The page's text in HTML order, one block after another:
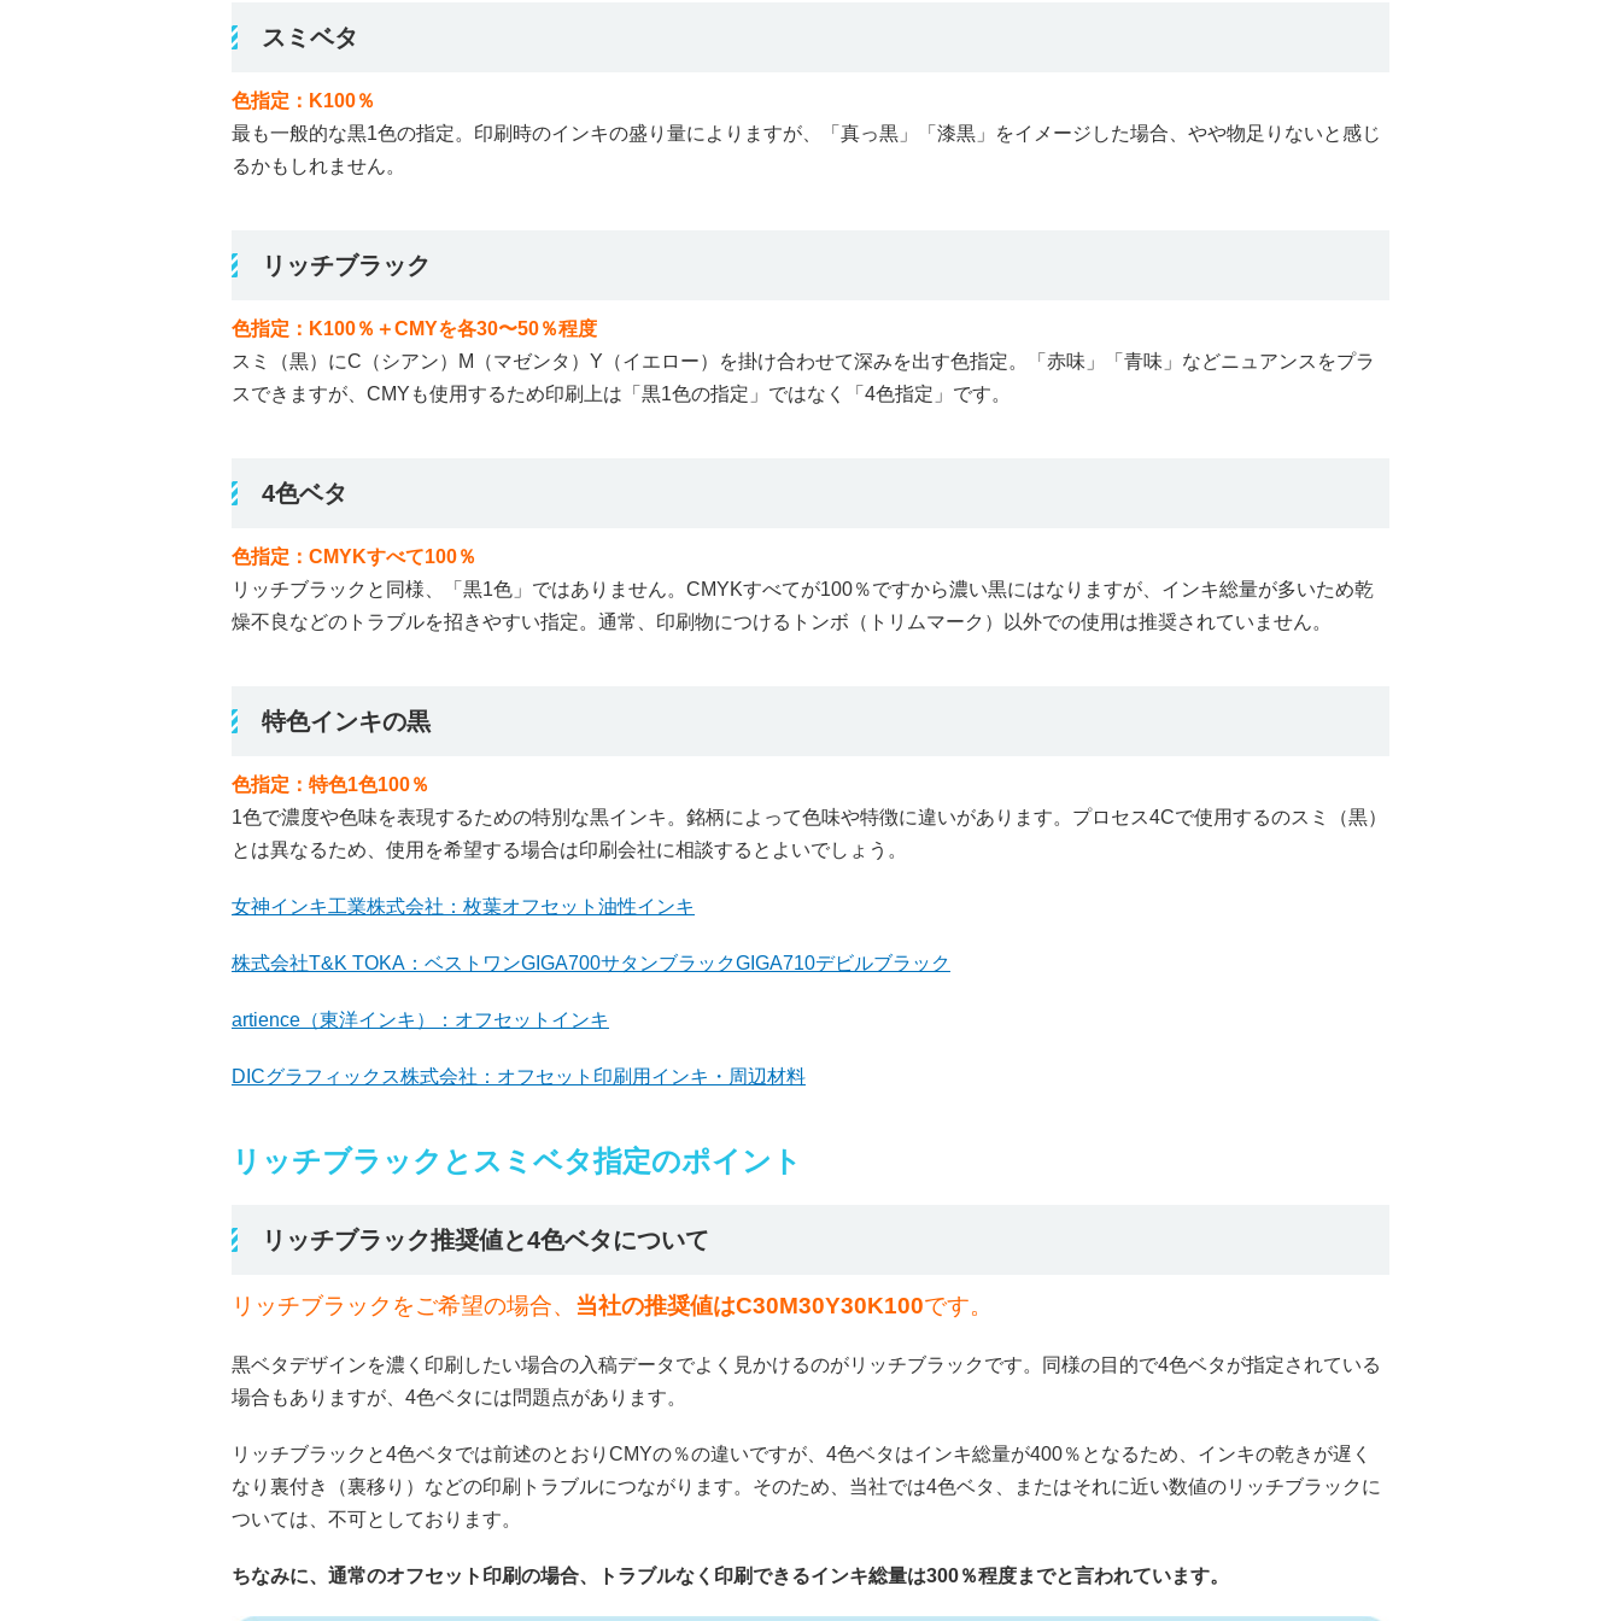
スミベタ
色指定：K100％
最も一般的な黒1色の指定。印刷時のインキの盛り量によりますが、「真っ黒」「漆黒」をイメージした場合、やや物足りないと感じ
るかもしれません。
リッチブラック
色指定：K100％＋CMYを各30〜50％程度
スミ（黒）にC（シアン）M（マゼンタ）Y（イエロー）を掛け合わせて深みを出す色指定。「赤味」「青味」などニュアンスをプラ
スできますが、CMYも使用するため印刷上は「黒1色の指定」ではなく「4色指定」です。
4色ベタ
色指定：CMYKすべて100％
リッチブラックと同様、「黒1色」ではありません。CMYKすべてが100％ですから濃い黒にはなりますが、インキ総量が多いため乾
燥不良などのトラブルを招きやすい指定。通常、印刷物につけるトンボ（トリムマーク）以外での使用は推奨されていません。
特色インキの黒
色指定：特色1色100％
1色で濃度や色味を表現するための特別な黒インキ。銘柄によって色味や特徴に違いがあります。プロセス4Cで使用するのスミ（黒）
とは異なるため、使用を希望する場合は印刷会社に相談するとよいでしょう。
女神インキ工業株式会社：枚葉オフセット油性インキ
株式会社T&K TOKA：ベストワンGIGA700サタンブラックGIGA710デビルブラック
artience（東洋インキ）：オフセットインキ
DICグラフィックス株式会社：オフセット印刷用インキ・周辺材料
リッチブラックとスミベタ指定のポイント
リッチブラック推奨値と4色ベタについて
リッチブラックをご希望の場合、 当社の推奨値はC30M30Y30K100です。
黒ベタデザインを濃く印刷したい場合の入稿データでよく見かけるのがリッチブラックです。同様の目的で4色ベタが指定されている
場合もありますが、4色ベタには問題点があります。
リッチブラックと4色ベタでは前述のとおりCMYの％の違いですが、4色ベタはインキ総量が400％となるため、インキの乾きが遅く
なり裏付き（裏移り）などの印刷トラブルにつながります。そのため、当社では4色ベタ、またはそれに近い数値のリッチブラックに
ついては、不可としております。
ちなみに、通常のオフセット印刷の場合、トラブルなく印刷できるインキ総量は300％程度までと言われています。